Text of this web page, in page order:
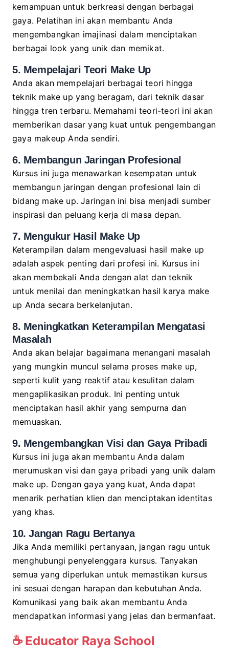
kemampuan untuk berkreasi dengan berbagai
gaya. Pelatihan ini akan membantu Anda
mengembangkan imajinasi dalam menciptakan
berbagai look yang unik dan memikat.
5. Mempelajari Teori Make Up
Anda akan mempelajari berbagai teori hingga
teknik make up yang beragam, dari teknik dasar
hingga tren terbaru. Memahami teori-teori ini akan
memberikan dasar yang kuat untuk pengembangan
gaya makeup Anda sendiri.
6. Membangun Jaringan Profesional
Kursus ini juga menawarkan kesempatan untuk
membangun jaringan dengan profesional lain di
bidang make up. Jaringan ini bisa menjadi sumber
inspirasi dan peluang kerja di masa depan.
7. Mengukur Hasil Make Up
Keterampilan dalam mengevaluasi hasil make up
adalah aspek penting dari profesi ini. Kursus ini
akan membekali Anda dengan alat dan teknik
untuk menilai dan meningkatkan hasil karya make
up Anda secara berkelanjutan.
8. Meningkatkan Keterampilan Mengatasi
Masalah
Anda akan belajar bagaimana menangani masalah
yang mungkin muncul selama proses make up,
seperti kulit yang reaktif atau kesulitan dalam
mengaplikasikan produk. Ini penting untuk
menciptakan hasil akhir yang sempurna dan
memuaskan.
9. Mengembangkan Visi dan Gaya Pribadi
Kursus ini juga akan membantu Anda dalam
merumuskan visi dan gaya pribadi yang unik dalam
make up. Dengan gaya yang kuat, Anda dapat
menarik perhatian klien dan menciptakan identitas
yang khas.
10. Jangan Ragu Bertanya
Jika Anda memiliki pertanyaan, jangan ragu untuk
menghubungi penyelenggara kursus. Tanyakan
semua yang diperlukan untuk memastikan kursus
ini sesuai dengan harapan dan kebutuhan Anda.
Komunikasi yang baik akan membantu Anda
mendapatkan informasi yang jelas dan bermanfaat.
☕Educator Raya School